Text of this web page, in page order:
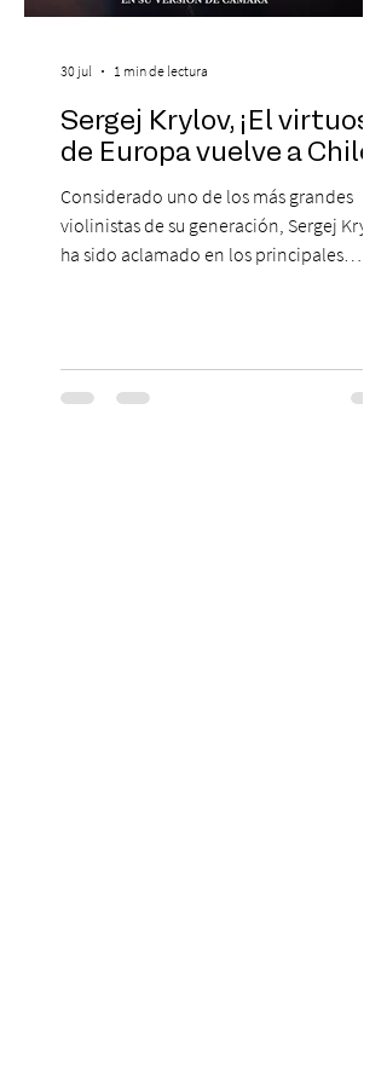
Sergej Krylov, ¡El virtuoso
de Europa vuelve a Chile!
Considerado uno de los más grandes
violinistas de su generación, Sergej Krylov
ha sido aclamado en los principales
escenario del Teatro CA660 para
protagonizar una velada extraordinaria
30 jul 1 min de lectura